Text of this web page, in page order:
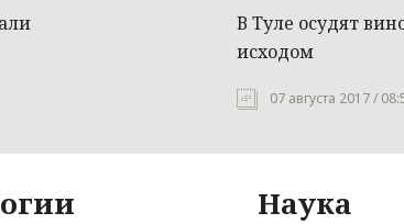
В Туле осудят
исходом
07 августа 2017 /
Наука